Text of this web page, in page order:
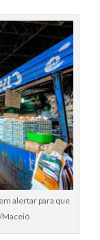
alertar para que
Maceió